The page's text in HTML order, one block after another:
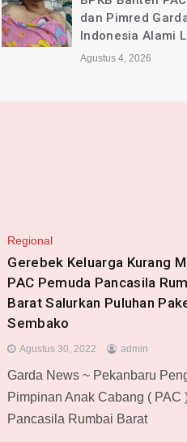
Warga
Bergembira
Agustus 4, 2026
Regional
Gerebek Keluarga Kurang
PAC Pemuda Pancasila
Barat Salurkan Puluhan
Sembako
Agustus 30, 2022 admin
Garda News ~ Pekanbaru
Pimpinan Anak Cabang ( PAC
Pancasila Rumbai Barat